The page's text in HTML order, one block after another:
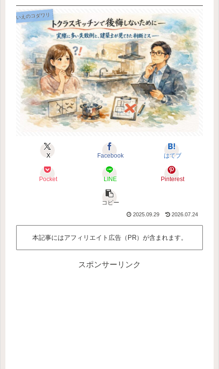
いえのコダワリ
X Facebook はてブ
Pocket LINE Pinterest
コピー
2025.09.29 2026.07.24
本記事にはアフィリエイト広告（PR）が含まれます。
スポンサーリンク